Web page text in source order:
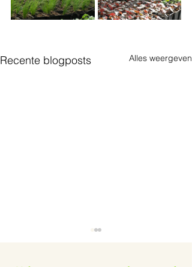
Recente blogposts Alles weergeven